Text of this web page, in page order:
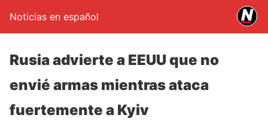
Noticias en español
Rusia advierte a EEUU que no
envié armas mientras ataca
fuertemente a Kyiv